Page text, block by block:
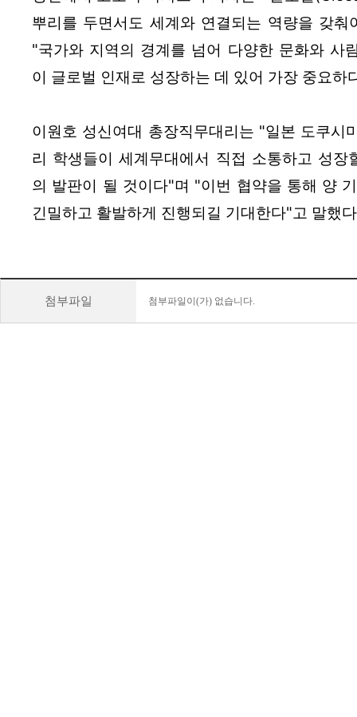
뿌리를 두면서도 세계와 연결되는 역량을 갖
"국가와 지역의 경계를 넘어 다양한 문화와 사
이 글로벌 인재로 성장하는 데 있어 가장 중요하
이원호 성신여대 총장직무대리는 "일본 도쿠시
리 학생들이 세계무대에서 직접 소통하고 성장
의 발판이 될 것이다"며 "이번 협약을 통해 양
긴밀하고 활발하게 진행되길 기대한다"고 말했
첨부파일 첨부파일이(가) 없습니다.